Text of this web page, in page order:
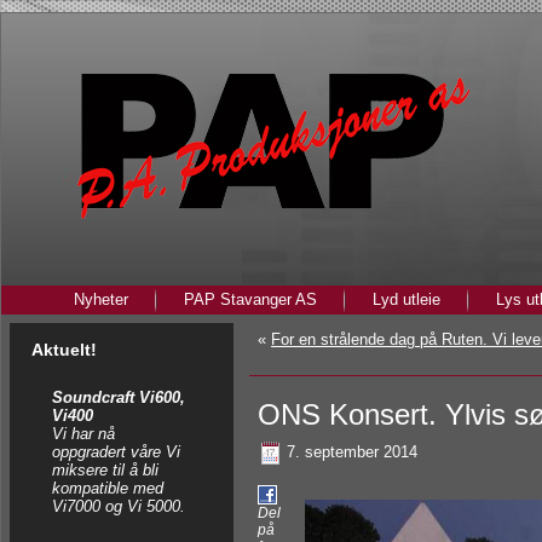
Nyheter PAP Stavanger AS Lyd utleie Lys
Aktuelt!
Soundcraft Vi600,
Vi400
Vi har nå
oppgradert våre Vi
miksere til å bli
kompatible med
Vi7000 og Vi 5000.
« For en strålende dag på Ruten. Vi
ONS Konsert. Ylvis
7. september 2014
Del
på